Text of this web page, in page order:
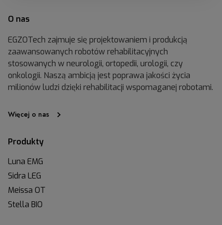
O nas
EGZOTech zajmuje się projektowaniem i produkcją
zaawansowanych robotów rehabilitacyjnych
stosowanych w neurologii, ortopedii, urologii, czy
onkologii. Naszą ambicją jest poprawa jakości życia
milionów ludzi dzięki rehabilitacji wspomaganej robotami.
Więcej o nas
Produkty
Luna EMG
Sidra LEG
Meissa OT
Stella BIO